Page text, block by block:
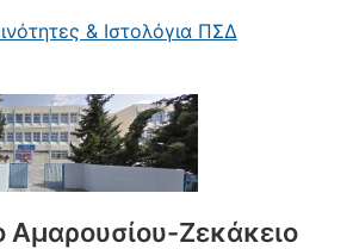
& Ιστολόγια ΠΣΔ
Αμαρουσίου-Ζεκάκειο